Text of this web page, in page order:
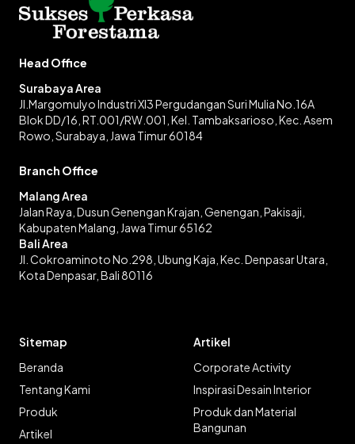
Head Office
Surabaya Area
Jl.Margomulyo Industri XI3 Pergudangan Suri Mulia No.16A
Blok DD/16, RT.001/RW.001, Kel. Tambaksarioso, Kec. Asem
Rowo, Surabaya, Jawa Timur 60184
Branch Office
Malang Area
Jalan Raya, Dusun Genengan Krajan, Genengan, Pakisaji,
Kabupaten Malang, Jawa Timur 65162
Bali Area
Jl. Cokroaminoto No.298, Ubung Kaja, Kec. Denpasar Utara,
Kota Denpasar, Bali 80116
Sitemap
Beranda
Tentang Kami
Produk
Artikel
Artikel
Corporate Activity
Inspirasi Desain Interior
Produk dan Material
Bangunan